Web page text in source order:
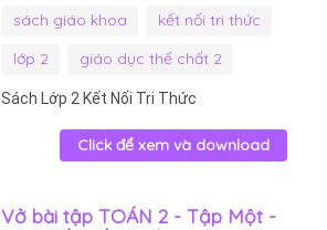
sách giáo khoa
kết nối tri thức
lớp 2
giáo dục thể chất 2
Sách Lớp 2 Kết Nối Tri Thức
Click để xem và download
Vở bài tập TOÁN 2 - Tập Một -